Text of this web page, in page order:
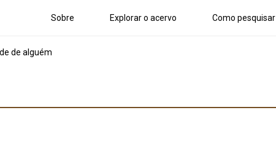
Sobre Explorar o acervo Como pesquisar
de alguém